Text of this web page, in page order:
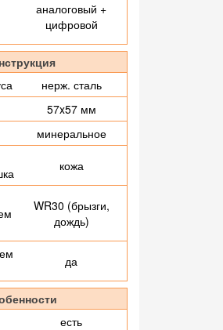
аналоговый +
цифровой
нерж. сталь
57x57 мм
минеральное
кожа
WR30 (брызги,
дождь)
да
есть